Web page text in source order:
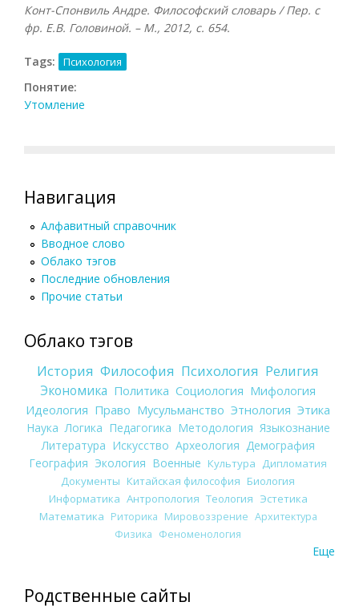
Конт-Спонвиль Андре. Философский словарь / Пер. с
фр. Е.В. Головиной. – М., 2012, с. 654.
Tags: Психология
Понятие:
Утомление
Навигация
Алфавитный справочник
Вводное слово
Облако тэгов
Последние обновления
Прочие статьи
Облако тэгов
История Философия Психология Религия
Экономика Политика Социология Мифология
Идеология Право Мусульманство Этнология Этика
Наука Логика Педагогика Методология Языкознание
Литература Искусство Археология Демография
География Экология Военные Культура
Дипломатия
Документы Китайская философия Биология
Информатика Антропология Теология Эстетика
Математика Риторика Мировоззрение Архитектура
Физика Феноменология
Еще
Родственные сайты